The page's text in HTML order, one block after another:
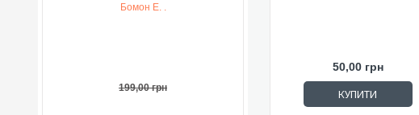
Бомон Е. .
199,00 грн
50,00 грн
КУПИТИ